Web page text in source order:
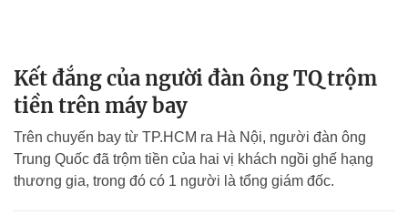
Kết đắng của người đàn ông TQ trộm
tiền trên máy bay
Trên chuyến bay từ TP.HCM ra Hà Nội, người đàn ông
Trung Quốc đã trộm tiền của hai vị khách ngồi ghế hạng
thương gia, trong đó có 1 người là tổng giám đốc.